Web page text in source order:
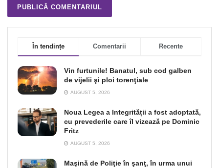
În tendințe Comentarii Recente
Vin furtunile! Banatul, sub cod galben
de vijelii şi ploi torenţiale
AUGUST 5, 2026
Noua Legea a Integrității a fost adoptată,
cu prevederile care îl vizează pe Dominic
Fritz
AUGUST 5, 2026
Maşină de Poliţie în şanţ, în urma unui